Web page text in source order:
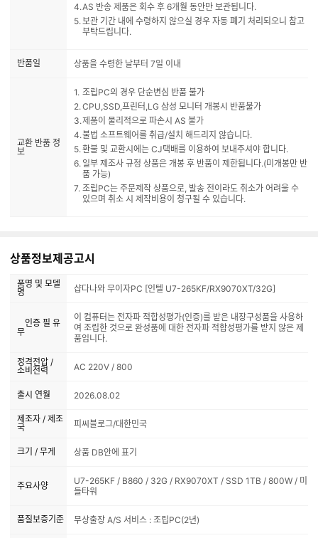
AS 반송 제품은 회수 후 6개월 동안만 보관됩니다.
보관 기간 내에 수령하지 않으실 경우 자동 폐기 처리되오니 참고
부탁드립니다.
반품일 상품을 수령한 날부터 7일 이내
교환 반품 정
보
조립PC의 경우 단순변심 반품 불가
CPU,SSD,프린터,LG 삼성 모니터 개봉시 반품불가
제품이 물리적으로 파손시 AS 불가
불법 소프트웨어를 취급/설치 해드리지 않습니다.
환불 및 교환시에는 CJ택배를 이용하여 보내주셔야 합니다.
일부 제조사 규정 상품은 개봉 후 반품이 제한됩니다.(미개봉만 반
품 가능)
조립PC는 주문제작 상품으로, 발송 전이라도 취소가 어려울 수
있으며 취소 시 제작비용이 청구될 수 있습니다.
상품정보제공고시
품명 및 모델
명
샵다나와 무이자PC [인텔 U7-265KF/RX9070XT/32G]
인증 필 유
무
이 컴퓨터는 전자파 적합성평가(인증)를 받은 내장구성품을 사용하
여 조립한 것으로 완성품에 대한 전자파 적합성평가를 받지 않은 제
품입니다.
정격전압 /
소비전력
AC 220V / 800
출시 연월 2026.08.02
제조자 / 제조
국
피씨블로그/대한민국
크기 / 무게 상품 DB안에 표기
주요사양
U7-265KF / B860 / 32G / RX9070XT / SSD 1TB / 800W / 미
들타워
품질보증기준 무상출장 A/S 서비스 : 조립PC(2년)